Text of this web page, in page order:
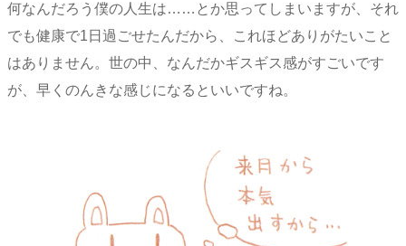
何なんだろう僕の人生は……とか思ってしまいますが、それ
でも健康で1日過ごせたんだから、これほどありがたいこと
はありません。世の中、なんだかギスギス感がすごいです
が、早くのんきな感じになるといいですね。